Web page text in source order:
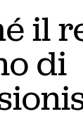
il
di